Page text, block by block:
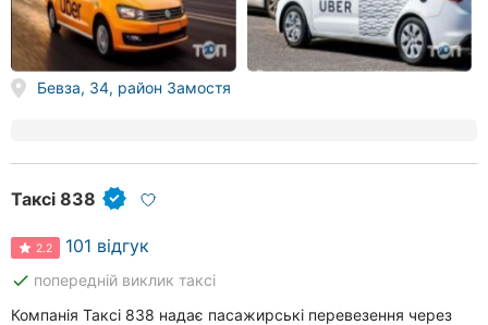
Бевза, 34, район Замостя
Таксі 838
2.2 101 відгук
done попередній виклик таксі
Компанія Таксі 838 надає пасажирські перевезення через